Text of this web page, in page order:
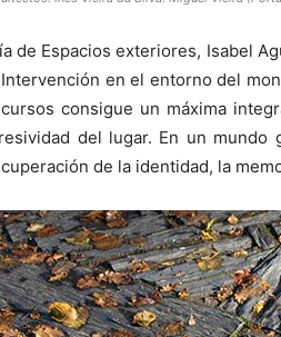
de Espacios exteriores, Isabel
en el entorno del
consigue un máxima
del lugar. En un mundo
de la identidad, la